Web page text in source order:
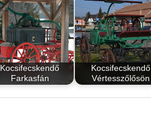
Kocsifecskendő
Farkasfán
Kocsifecskendő
Vértesszőlősön